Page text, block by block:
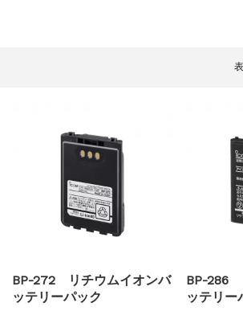
BP-272 リチウムイオンバ
ッテリーパック
BP-286
ッテリー